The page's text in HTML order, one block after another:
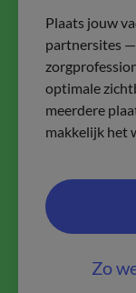
Plaats jouw
partnersites —
optimale
meerdere
makkelijk het
Zo